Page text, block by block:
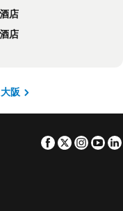
店
店
大阪
Facebook
Twitter